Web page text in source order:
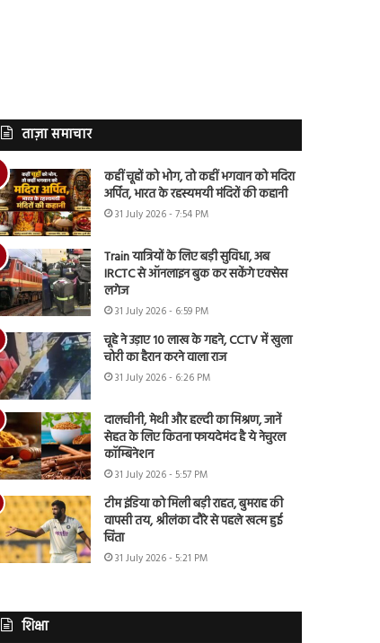
ताज़ा समाचार
कहीं चूहों को भोग, तो कहीं भगवान को मदिरा
अर्पित, भारत के रहस्यमयी मंदिरों की कहानी
31 July 2026 - 7:54 PM
Train यात्रियों के लिए बड़ी सुविधा, अब
IRCTC से ऑनलाइन बुक कर सकेंगे एक्सेस
लगेज
31 July 2026 - 6:59 PM
चूहे ने उड़ाए 10 लाख के गहने, CCTV में खुला
चोरी का हैरान करने वाला राज
31 July 2026 - 6:26 PM
दालचीनी, मेथी और हल्दी का मिश्रण, जानें
सेहत के लिए कितना फायदेमंद है ये नेचुरल
कॉम्बिनेशन
31 July 2026 - 5:57 PM
टीम इंडिया को मिली बड़ी राहत, बुमराह की
वापसी तय, श्रीलंका दौरे से पहले खत्म हुई
चिंता
31 July 2026 - 5:21 PM
शिक्षा